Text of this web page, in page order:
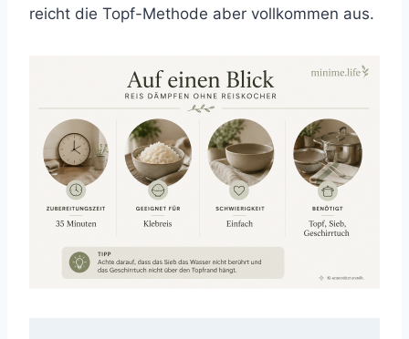
reicht die Topf-Methode aber vollkommen aus.